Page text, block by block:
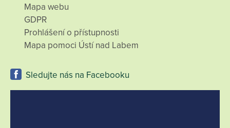
Mapa webu
GDPR
Prohlášení o přístupnosti
Mapa pomoci Ústí nad Labem
Sledujte nás na Facebooku